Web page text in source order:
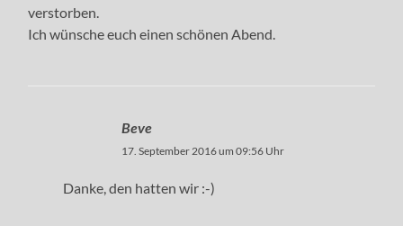
verstorben.
Ich wünsche euch einen schönen Abend.
Beve
17. September 2016 um 09:56 Uhr
Danke, den hatten wir :-)